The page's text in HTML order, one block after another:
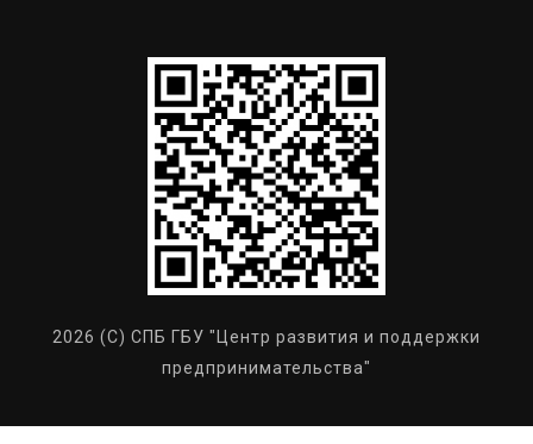
2026 (C) СПБ ГБУ "Центр развития и поддержки
предпринимательства"